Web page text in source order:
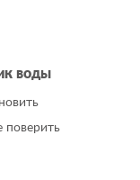
воды
поверить